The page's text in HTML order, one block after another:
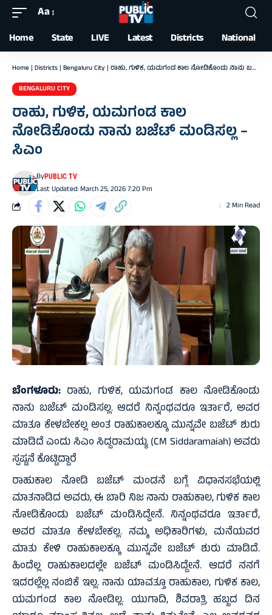
Font
Resizer
Aa
Home State LIVE Latest Districts National
Home | Districts | Bengaluru City | ರಾಹು, ಗುಳಿಕ, ಯಮಗಂಡ ಕಾಲ ನೋಡಿಕೊಂಡು ನಾನು ಬಜೆಟ್ ಮಂಡಿಸಲ್ಲ – ಸಿಎಂ
BENGALURU CITY
ರಾಹು, ಗುಳಿಕ, ಯಮಗಂಡ ಕಾಲ
ನೋಡಿಕೊಂಡು ನಾನು ಬಜೆಟ್ ಮಂಡಿಸಲ್ಲ –
ಸಿಎಂ
Last Updated: March 25, 2026 7:20 Pm
ByPUBLIC TV
2 Min Read
ಬೆಂಗಳೂರು: ರಾಹು, ಗುಳಿಕ, ಯಮಗಂಡ ಕಾಲ ನೋಡಿಕೊಂಡು
ನಾನು ಬಜೆಟ್ ಮಂಡಿಸಲ್ಲ. ಆದರೆ ನಿನ್ನಂಥವರೂ ಇರ್ತಾರೆ, ಅವರ
ಮಾತೂ ಕೇಳಬೇಕಲ್ಲ ಅಂತ ರಾಹುಕಾಲಕ್ಕೂ ಮುನ್ನವೇ ಬಜೆಟ್ ಶುರು
ಮಾಡಿದೆ ಎಂದು ಸಿಎಂ ಸಿದ್ದರಾಮಯ್ಯ (CM Siddaramaiah) ಅವರು
ಸ್ಪಷ್ಟನೆ ಕೊಟ್ಟಿದ್ದಾರೆ
ರಾಹುಕಾಲ ನೋಡಿ ಬಜೆಟ್ ಮಂಡನೆ ಬಗ್ಗೆ ವಿಧಾನಸಭೆಯಲ್ಲಿ
ಮಾತನಾಡಿದ ಅವರು, ಈ ಬಾರಿ ನಿಜ ನಾನು ರಾಹುಕಾಲ, ಗುಳಿಕ ಕಾಲ
ನೋಡಿಕೊಂಡು ಬಜೆಟ್ ಮಂಡಿಸಿದ್ದೇನೆ. ನಿನ್ನಂಥವರೂ ಇರ್ತಾರೆ,
ಅವರ ಮಾತೂ ಕೇಳಬೇಕಲ್ಲ. ನಮ್ಮ ಅಧಿಕಾರಿಗಳು, ಮನೆಯವರ
ಮಾತು ಕೇಳಿ ರಾಹುಕಾಲಕ್ಕೂ ಮುನ್ನವೇ ಬಜೆಟ್ ಶುರು ಮಾಡಿದೆ.
ಹಿಂದೆಲ್ಲ ರಾಹುಕಾಲದಲ್ಲೇ ಬಜೆಟ್ ಮಂಡಿಸಿದ್ದೇನೆ. ಆದರೆ ನನಗೆ
ಇದರಲ್ಲೆಲ್ಲ ನಂಬಿಕೆ ಇಲ್ಲ. ನಾನು ಯಾವತ್ತೂ ರಾಹುಕಾಲ, ಗುಳಿಕ ಕಾಲ,
ಯಮಗಂಡ ಕಾಲ ನೋಡಿಲ್ಲ. ಯುಗಾದಿ, ಶಿವರಾತ್ರಿ ಹಬ್ಬದ ದಿನ